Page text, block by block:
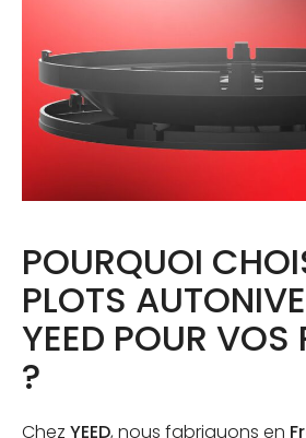
POURQUOI
PLOTS
YEED POUR VOS
?
Chez YEED, nous fabriquons en